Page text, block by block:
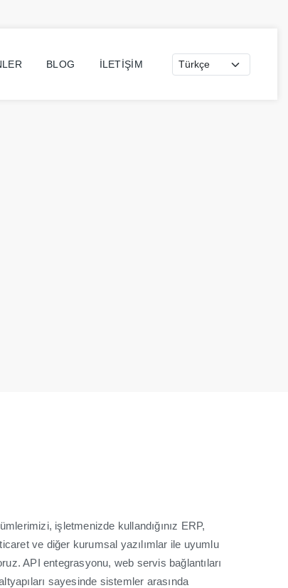
BLOG İLETIŞIM Dil seçimi
işletmenizde kullandığınız ERP,
ve diğer kurumsal yazılımlar ile uyumlu
API entegrasyonu, web servis bağlantıları
sayesinde sistemler arasında